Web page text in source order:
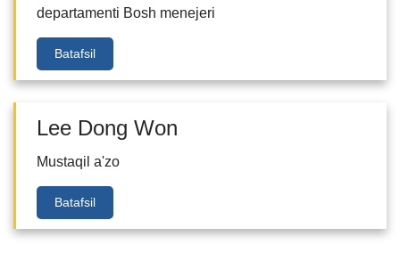
departamenti Bosh menejeri
Batafsil
Lee Dong Won
Mustaqil a'zo
Batafsil